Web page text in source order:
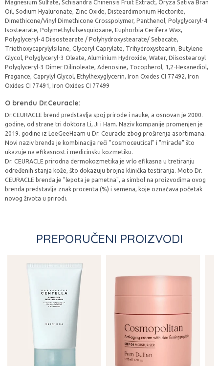
Magnesium Sulfate, Schisandra Chinensis Fruit Extract, Oryza Sativa Bran
Oil, Sodium Hyaluronate, Zinc Oxide, Disteardimonium Hectorite,
Dimethicone/Vinyl Dimethicone Crosspolymer, Panthenol, Polyglyceryl-4
Isostearate, Polymethylsilsesquioxane, Euphorbia Cerifera Wax,
Polyglyceryl-4 Diisostearate / Polyhydroxystearate/ Sebacate,
Triethoxycaprylylsilane, Glyceryl Caprylate, Trihydroxystearin, Butylene
Glycol, Polyglyceryl-3 Oleate, Aluminium Hydroxide, Water, Diisostearoyl
Polyglyceryl-3 Dimer Dilinoleate, Adenosine, Tocopherol, 1,2-Hexanediol,
Fragance, Caprylyl Glycol, Ethylhexyglycerin, Iron Oxides CI 77492, Iron
Oxides CI 77491, Iron Oxides CI 77499
O brendu Dr.Ceuracle:
Dr.CEURACLE brend predstavlja spoj prirode i nauke, a osnovan je 2000.
godine, od strane tri doktora Li, Ji i Ham. Naziv kompanije promenjen je
2019. godine iz LeeGeeHaam u Dr. Ceuracle zbog proširenja asortimana.
Novi naziv brenda je kombinacija reči "cosmoceutical" i "miracle" što
ukazuje na efikasnost i medicinsku kozmetiku.
Dr. CEURACLE prirodna dermokozmetika je vrlo efikasna u tretiranju
određenih stanja kože, što dokazuju brojna klinička testiranja. Moto Dr.
CEURACLE brenda je "lepota je pametna", a simbol na proizvodima ovog
brenda predstavlja znak procenta (%) i semena, koje označava početak
novog života u prirodi.
PREPORUČENI PROIZVODI